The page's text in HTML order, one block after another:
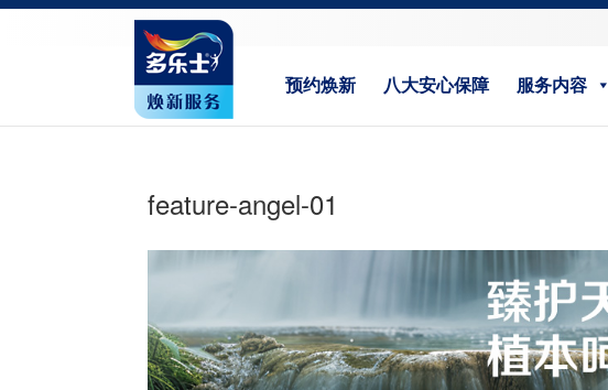
预约焕新 八大安心保障 服务内容
feature-angel-01